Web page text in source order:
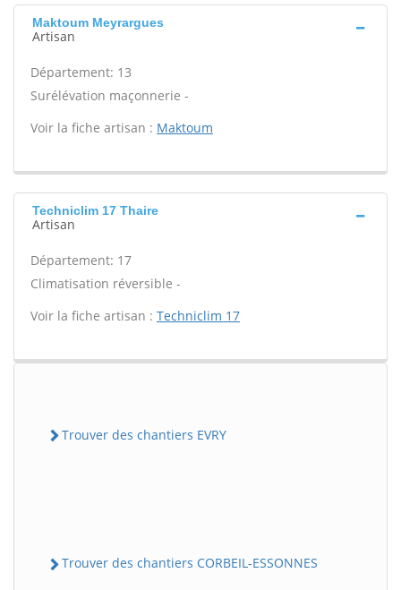
Maktoum Meyrargues
Artisan
Département: 13
Surélévation maçonnerie -
Voir la fiche artisan : Maktoum
Techniclim 17 Thaire
Artisan
Département: 17
Climatisation réversible -
Voir la fiche artisan : Techniclim 17
Trouver des chantiers EVRY
Trouver des chantiers CORBEIL-ESSONNES